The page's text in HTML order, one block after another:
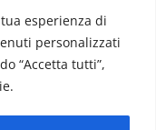
esperienza di
personalizzati
“Accetta tutti”,